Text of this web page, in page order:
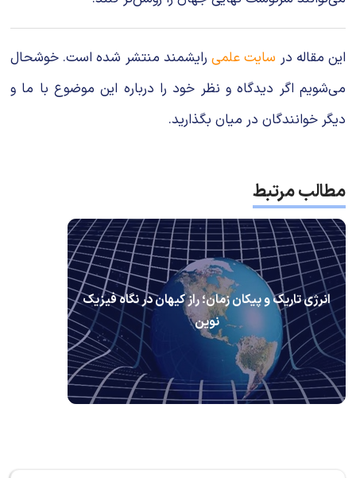
این مقاله در سایت علمیرایشمند منتشر شده است. خوشحال
می‌شویم اگر دیدگاه و نظر خود را درباره این موضوع با ما و
دیگر خوانندگان در میان بگذارید.
مطالب مرتبط
انرژی تاریک و پیکان زمان؛ راز کیهان در نگاه فیزیک
نوین